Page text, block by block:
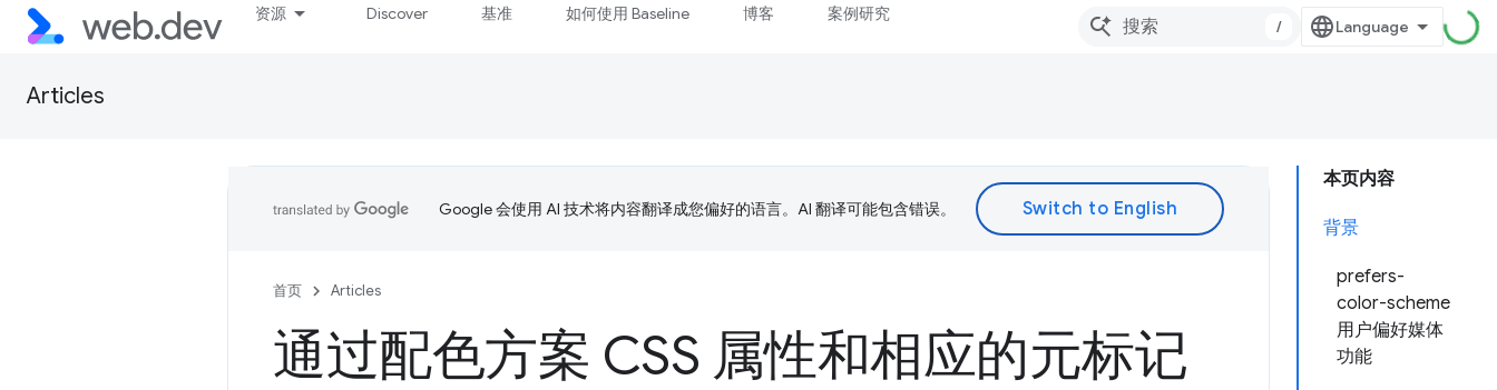
资源 Discover 基准 如何使用 Baseline 博客 案例研究
/
Articles
本页内容
背景
prefers-
color-scheme
用户偏好媒体
功能
Google 会使用 AI 技术将内容翻译成您偏好的语言。AI 翻译可能包含错误。
首页 Articles
通过配色方案 CSS 属性和相应的元标记